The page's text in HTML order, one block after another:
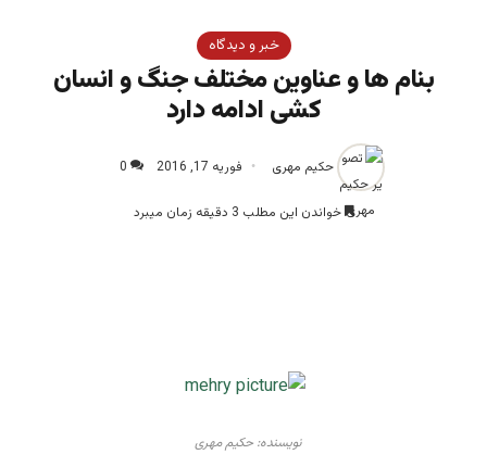
خبر و دیدگاه
بنام ها و عناوین مختلف جنگ و انسان
کشی ادامه دارد
حکیم مهری فوریه 17, 2016 0
خواندن این مطلب 3 دقیقه زمان میبرد
نویسنده: حکیم مهری